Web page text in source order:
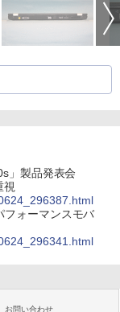
」製品発表会
視
フォーマンスモバ
お問い合わせ